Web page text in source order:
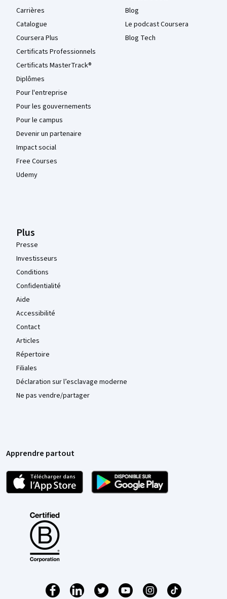
Carrières
Catalogue
Coursera Plus
Certificats Professionnels
Certificats MasterTrack®
Diplômes
Pour l'entreprise
Pour les gouvernements
Pour le campus
Devenir un partenaire
Impact social
Free Courses
Udemy
Blog
Le podcast Coursera
Blog Tech
Plus
Presse
Investisseurs
Conditions
Confidentialité
Aide
Accessibilité
Contact
Articles
Répertoire
Filiales
Déclaration sur l’esclavage moderne
Ne pas vendre/partager
Apprendre partout